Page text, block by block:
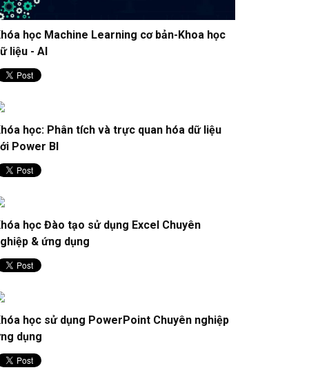
học Machine Learning cơ bản-Khoa học
liệu - AI
học: Phân tích và trực quan hóa dữ liệu
Power BI
học Đào tạo sử dụng Excel Chuyên
& ứng dụng
học sử dụng PowerPoint Chuyên nghiệp
dụng